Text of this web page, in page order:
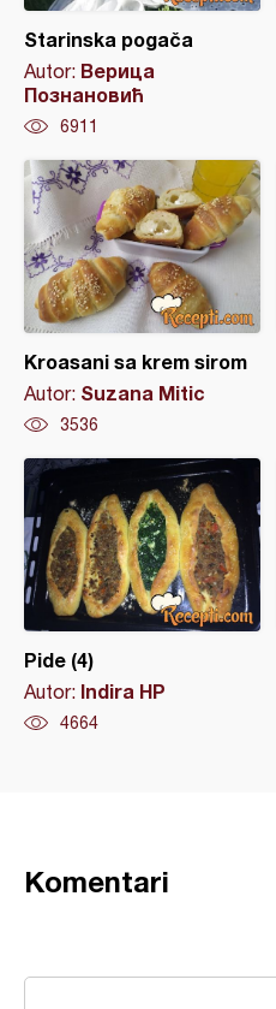
Starinska pogača
Autor: Верица
Познановић
6911
Kroasani sa krem sirom
Autor: Suzana Mitic
3536
Pide (4)
Autor: Indira HP
4664
Komentari